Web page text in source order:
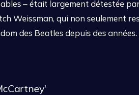
– était largement détestée
Weissman, qui non seulement
des Beatles depuis des